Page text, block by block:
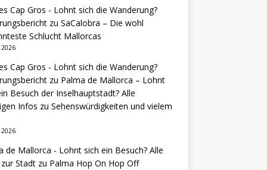
Cap Gros - Lohnt sich die Wanderung?
zu SaCalobra – Die wohl
Schlucht Mallorcas
Cap Gros - Lohnt sich die Wanderung?
zu Palma de Mallorca – Lohnt
Besuch der Inselhauptstadt? Alle
Infos zu Sehenswürdigkeiten und vielem
de Mallorca - Lohnt sich ein Besuch? Alle
Stadtzu Palma Hop On Hop Off